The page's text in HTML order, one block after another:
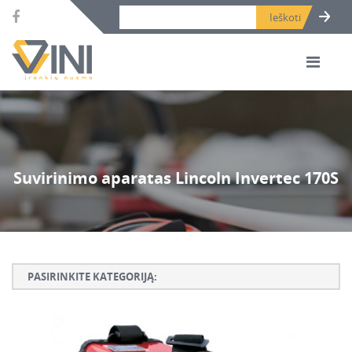
Search bar place.
Suvirinimo aparatas Lincoln Invertec 170S
PASIRINKITE KATEGORIJĄ:
Betono ardymo ir gręžimo įrankiai